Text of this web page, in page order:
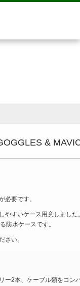
&
必要です。
やすいケース用意しました
防水ケースです。
さい。
ー2本、ケーブル類をコン